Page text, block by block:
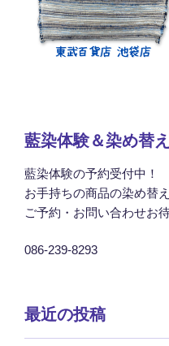
藍染体験＆染め替え
藍染体験の予約受付中！
お手持ちの商品の染め替
ご予約・お問い合わせお
086-239-8293
最近の投稿